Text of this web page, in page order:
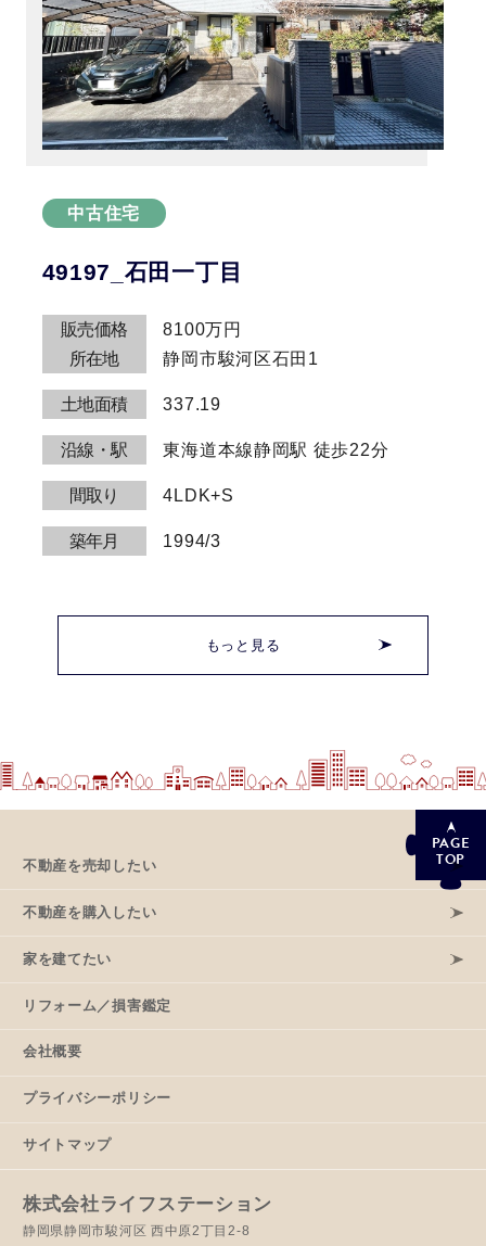
中古住宅
49197_石田一丁目
販売価格
8100万円
所在地
静岡市駿河区石田1
土地面積 337.19
沿線・駅 東海道本線静岡駅 徒歩22分
間取り 4LDK+S
築年月 1994/3
もっと見る
PAGE
TOP
不動産を売却したい
不動産を購入したい
家を建てたい
リフォーム／損害鑑定
会社概要
プライバシーポリシー
サイトマップ
株式会社ライフステーション
静岡県静岡市駿河区 西中原2丁目2-8